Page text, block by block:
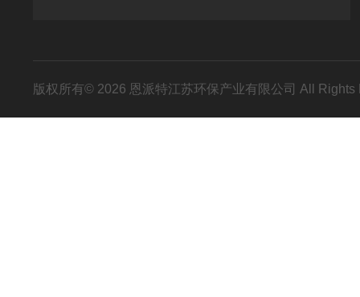
版权所有© 2026 恩派特江苏环保产业有限公司 All